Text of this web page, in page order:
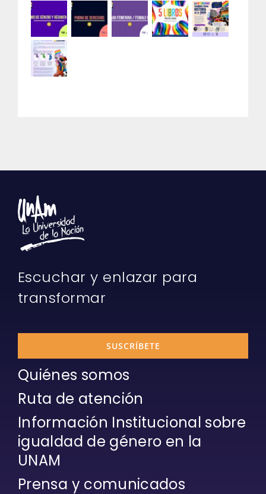
Escuchar y enlazar para
transformar
SUSCRÍBETE
Quiénes somos
Ruta de atención
Información Institucional sobre
igualdad de género en la
UNAM
Prensa y comunicados